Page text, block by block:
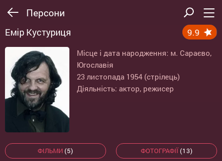
Персони
Емір Кустуриця 9.9
Місце і дата народження: м. Сараєво,
Югославія
23 листопада 1954 (стрілець)
Діяльність: актор, режисер
ФІЛЬМИ (5) ФОТОГРАФІЇ(13)